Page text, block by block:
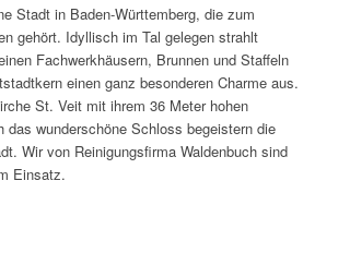
Stadt in Baden-Württemberg, die zum
gehört. Idyllisch im Tal gelegen strahlt
Fachwerkhäusern, Brunnen und Staffeln
einen ganz besonderen Charme aus.
St. Veit mit ihrem 36 Meter hohen
das wunderschöne Schloss begeistern die
Wir von Reinigungsfirma Waldenbuch sind
Einsatz.